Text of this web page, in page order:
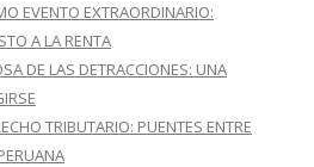
EVENTO EXTRAORDINARIO:
A LA RENTA
DE LAS DETRACCIONES: UNA
TRIBUTARIO: PUENTES ENTRE